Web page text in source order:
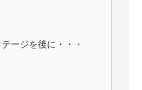
ジを後に・・・